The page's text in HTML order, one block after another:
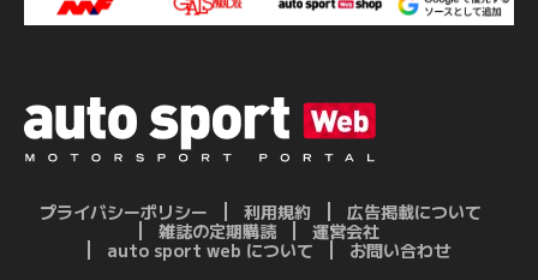
プライバシーポリシー 利用規約
広告掲載について
雑誌の定期購読
運営会社
auto sport web について
お問い合わせ